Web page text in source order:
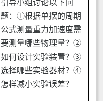
引导小组讨论以下问
题：①根据单摆的周期
公式测量重力加速度需
要测量哪些物理量？②
如何设计实验装置？③
选择哪些实验器材？④
怎样减小实验误差？